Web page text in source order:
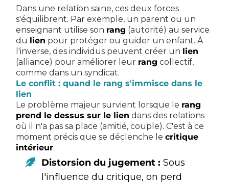
Dans une relation saine, ces deux forces
s'équilibrent. Par exemple, un parent ou un
enseignant utilise son rang (autorité) au service
du lien pour protéger ou guider un enfant. À
l'inverse, des individus peuvent créer un lien
(alliance) pour améliorer leur rang collectif,
comme dans un syndicat.
Le conflit : quand le rang s'immisce dans le
lien
Le problème majeur survient lorsque le rang
prend le dessus sur le lien dans des relations
où il n'a pas sa place (amitié, couple). C'est à ce
moment précis que se déclenche le critique
intérieur.
Distorsion du jugement : Sous
l'influence du critique, on perd